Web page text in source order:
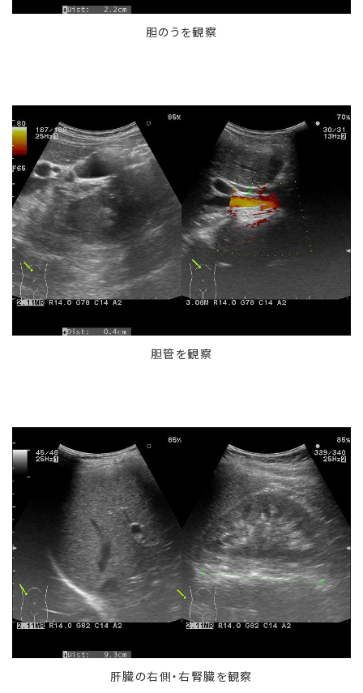
胆のうを観察
胆管を観察
肝臓の右側・右腎臓を観察